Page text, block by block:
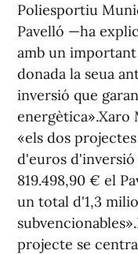
Poliesportiu
Pavelló —ha
amb un
donada la seua
inversió que
energètica».Xaro
«els dos
d'euros d'inversió
819.498,90 € el
un total d'1,3
projecte se